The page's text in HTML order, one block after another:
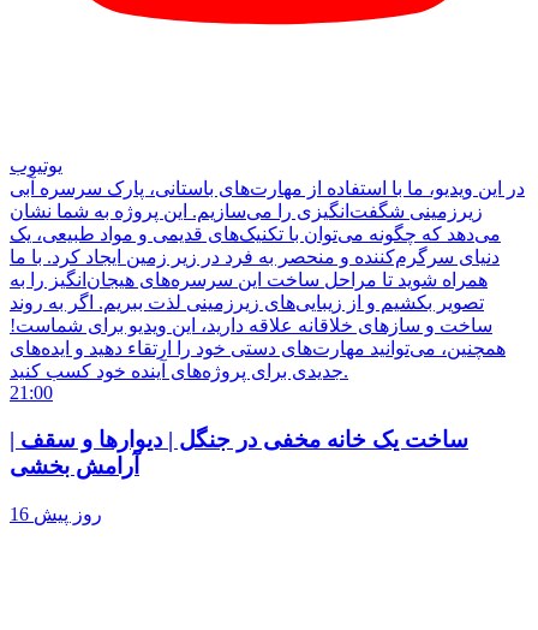
یوتیوب
در این ویدیو، ما با استفاده از مهارت‌های باستانی، پارک سرسره آبی
زیرزمینی شگفت‌انگیزی را می‌سازیم. این پروژه به شما نشان
می‌دهد که چگونه می‌توان با تکنیک‌های قدیمی و مواد طبیعی، یک
دنیای سرگرم‌کننده و منحصر به فرد در زیر زمین ایجاد کرد. با ما
همراه شوید تا مراحل ساخت این سرسره‌های هیجان‌انگیز را به
تصویر بکشیم و از زیبایی‌های زیرزمینی لذت ببریم. اگر به روند
ساخت و سازهای خلاقانه علاقه دارید، این ویدیو برای شماست!
همچنین، می‌توانید مهارت‌های دستی خود را ارتقاء دهید و ایده‌های
جدیدی برای پروژه‌های آینده خود کسب کنید.
21:00
ساخت یک خانه مخفی در جنگل | دیوارها و سقف |
آرامش بخشی
16 روز پیش